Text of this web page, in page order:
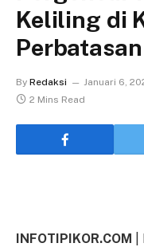
Keliling di
By Redaksi Januari 6,
2 Mins Read
INFOTIPIKOR.COM